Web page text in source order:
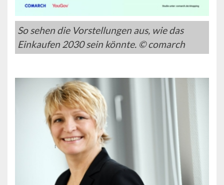
So sehen die Vorstellungen aus, wie das
Einkaufen 2030 sein könnte. © comarch